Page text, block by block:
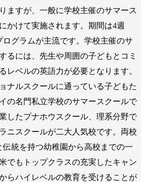
ますが、一般に学校主催のサマース
かけて実施されます。期間は4週
ログラムが主流です。学校主催のサ
るには、先生や周囲の子どもとコミ
レベルの英語力が必要となります。
ナルスクールに通っている子どもた
の名門私立学校のサマースクールで
したプナホウスクール、理系分野で
ニスクールが二大人気校です。両校
伝統を持つ幼稚園から高校までの一
でもトップクラスの充実したキャン
らハイレベルの教育を受けることが